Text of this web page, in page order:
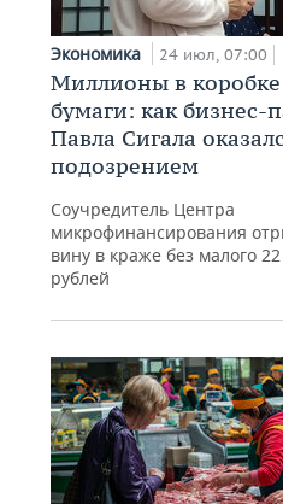
Экономика 24 июл, 07:00
Миллионы в
бумаги: как бизнес-
Павла Сигала
подозрением
Соучредитель Центра
микрофинансирования
вину в краже без малого
рублей